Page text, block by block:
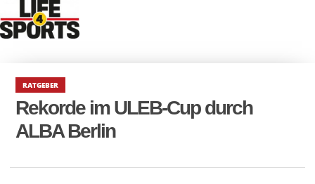
RATGEBER
Rekorde im ULEB-Cup durch
ALBA Berlin